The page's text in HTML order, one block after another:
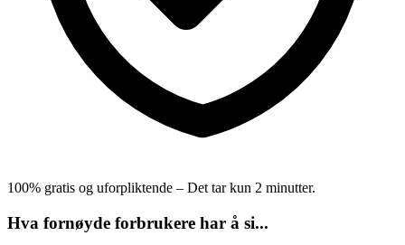
100% gratis og uforpliktende – Det tar kun 2 minutter.
Hva fornøyde forbrukere har å si...